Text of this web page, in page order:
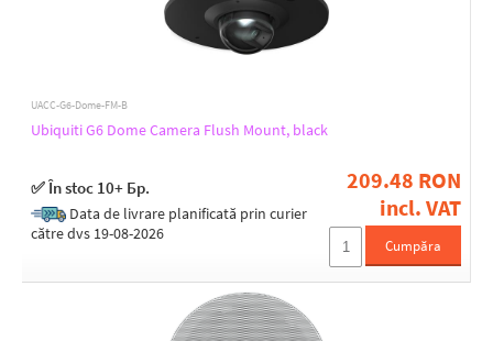
UACC-G6-Dome-FM-B
Ubiquiti G6 Dome Camera Flush Mount, black
✅ În stoc 10+ Бр.
Data de livrare planificată prin curier
către dvs 19-08-2026
209.48 RON
incl. VAT
Cumpăra